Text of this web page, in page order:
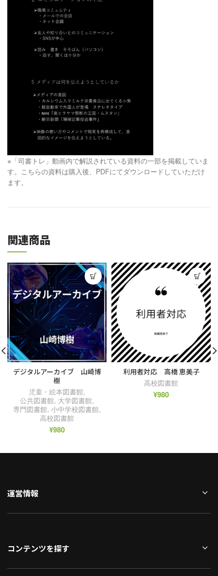
※「司書トレ」動画内で解説されている資料の一部を掲載していま
す。こちらの資料は購入後、PDFにてダウンロードしていただけ
ます。
関連商品
デジタルアーカイブ 山崎博
樹
児童・絵本図書館,
公共図書館, 大学図書館,
専門図書館, 小中学校図書館,
高校図書館
¥980
利用者対応 高橋 恵美子
高校図書館
¥980
運営情報
コンテンツを探す